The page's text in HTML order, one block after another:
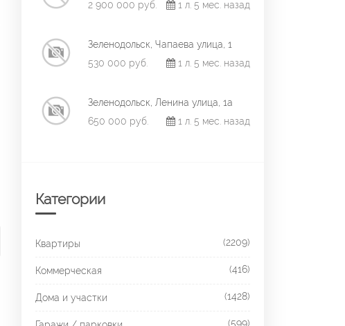
2 900 000 руб. 1 л. 5 мес. назад
Зеленодольск, Чапаева улица, 1
530 000 руб.
1 л. 5 мес. назад
Зеленодольск, Ленина улица, 1а
650 000 руб.
1 л. 5 мес. назад
Категории
Квартиры (2209)
Коммерческая (416)
Дома и участки (1428)
(599)